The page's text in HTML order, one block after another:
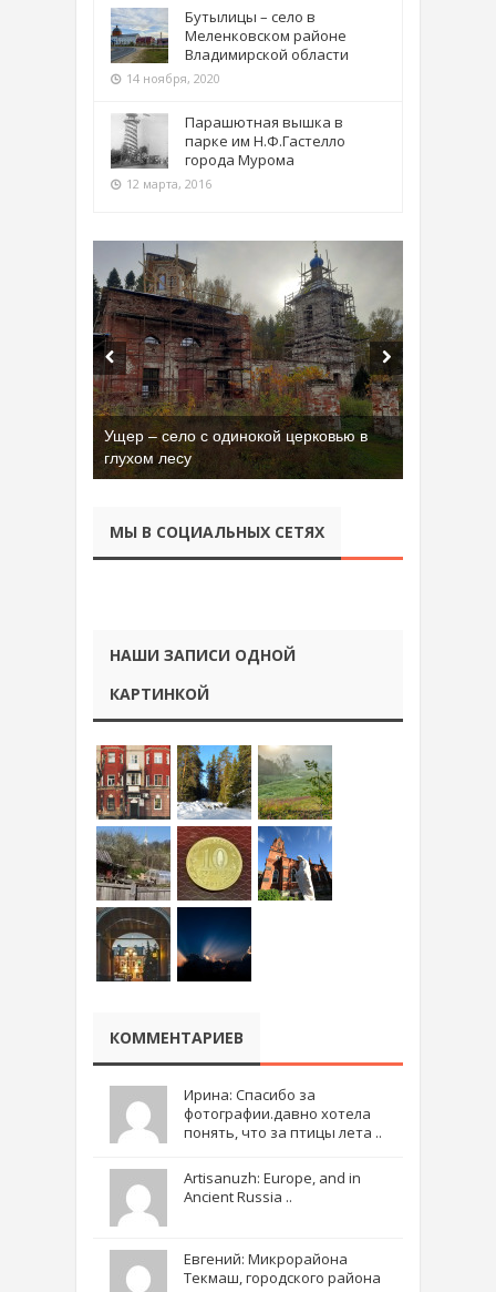
Бутылицы – село в
Меленковском районе
Владимирской области
14 ноября, 2020
Парашютная вышка в
парке им Н.Ф.Гастелло
города Мурома
12 марта, 2016
Ущер – село с одинокой церковью в
глухом лесу
МЫ В СОЦИАЛЬНЫХ СЕТЯХ
НАШИ ЗАПИСИ ОДНОЙ
КАРТИНКОЙ
КОММЕНТАРИЕВ
Ирина: Спасибо за
фотографии.давно хотела
понять, что за птицы лета ..
Artisanuzh: Europe, and in
Ancient Russia ..
Евгений: Микрорайона
Текмаш, городского района